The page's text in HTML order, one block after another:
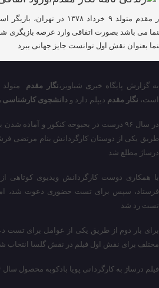
نگار مقدم متولد ۹ خرداد
می باشد بصورت اتفاقی وارد عرصه بازیگری شد
بعنوان نقش اول توانست جایز جهانی ببرد
به گزارش پایگاه خبری شباویز،نگار مقدم متولد
است، نگار مقدم دیپلم دارد و دانشجوی کارشناسی
در سال ۹۶ درست در بحبوحه کنکور و آماده
طریق یکی از دوستان کارگردانش بنام مرتضی
درساژ مطلع شد
با همکاری دوست کارگردانش ویدیوی کوتاهی
فرستاد، سپس برای تست حضوری دعوت شد،
تست رد شد
برای بار دوم از طریق یکی از عوامل برای تست
مختلف برای نقش اول فیلم در نقش گلسا انتخاب
فیلم درساژ به کارگردانی پویا بادکوبه محصول سال ۹۶ است